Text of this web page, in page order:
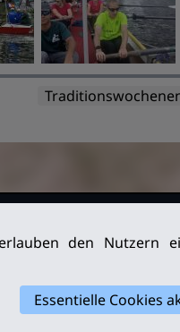
den Nutzern
Essentielle Cookies